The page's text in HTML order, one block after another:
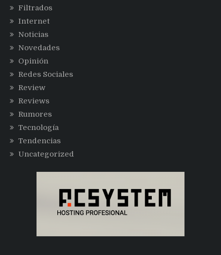
Filtrados
Internet
Noticias
Novedades
Opinión
Redes Sociales
Review
Reviews
Rumores
Tecnología
Tendencias
Uncategorized